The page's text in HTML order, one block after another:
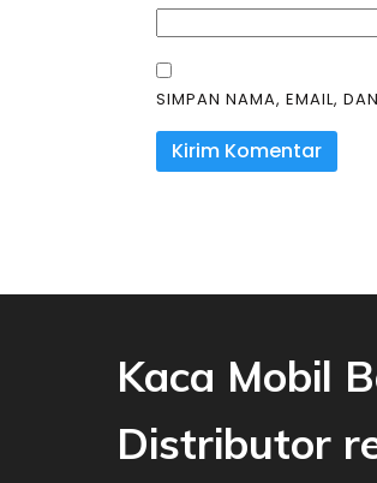
SIMPAN NAMA, EMAIL,
Kaca Mobil
Distributor